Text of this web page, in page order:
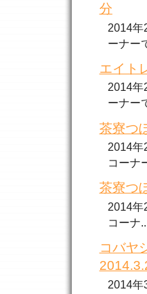
分
2014年
ーナー
エイト
2014年
ーナー
茶寮つ
2014年
コーナ
茶寮つ
2014年
コーナ
コバヤ
2014年